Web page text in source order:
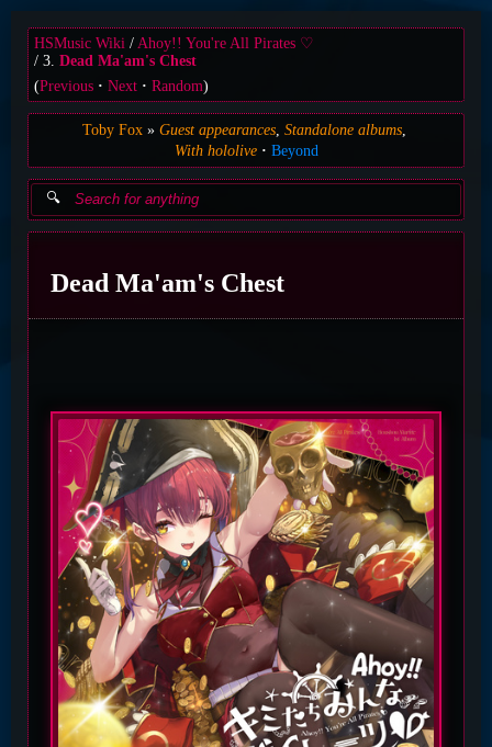
HSMusic Wiki
Ahoy!! You're All Pirates ♡
3. Dead Ma'am's Chest
(Previous Next Random)
Toby Fox Guest appearances Standalone albums
With hololive
Beyond
Dead Ma'am's Chest